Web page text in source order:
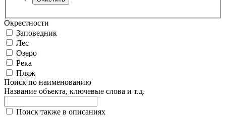
Окрестности
Заповедник
Лес
Озеро
Река
Пляж
Поиск по наименованию
Название объекта, ключевые слова и т.д.
Поиск также в описаниях